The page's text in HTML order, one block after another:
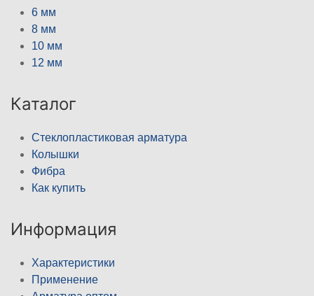
6 мм
8 мм
10 мм
12 мм
Каталог
Стеклопластиковая арматура
Колышки
Фибра
Как купить
Информация
Характеристики
Применение